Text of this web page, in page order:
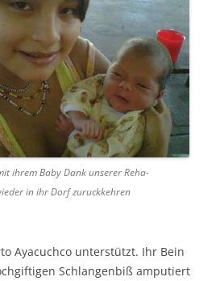
ihrem Baby Dank unserer Reha-
in ihr Dorf zuruckkehren
Ayacuchco unterstützt. Ihr Bein
Schlangenbiß amputiert